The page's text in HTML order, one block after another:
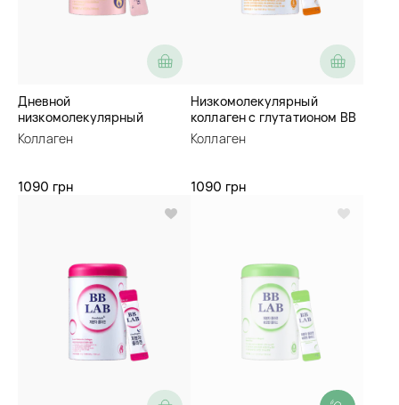
Дневной
низкомолекулярный
коллаген со вкусом
грейпфрута BB Lab The
Коллаген
1090 грн
Низкомолекулярный
коллаген с глутатионом BB
Lab Low Molecular Collagen
Glutathione White
Коллаген
1090 грн